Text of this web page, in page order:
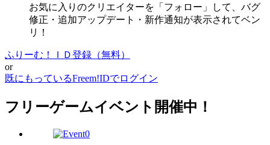
お気に入りのクリエイターを「フォロー」して、バグ
修正・追加アップデート・新作通知が表示されてベン
リ！
ふりーむ！ＩＤ登録（無料）
or
既にもっているFreem!IDでログイン
フリーゲームイベント開催中！